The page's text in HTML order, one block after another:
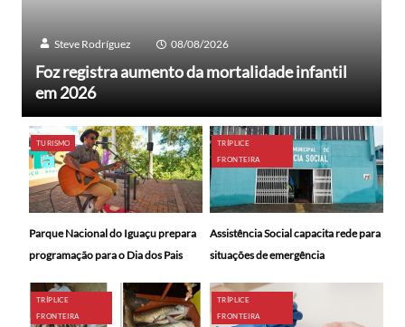
Steve Rodríguez 08/08/2026
Foz registra aumento da mortalidade infantil
em 2026
TURISMO
Parque Nacional do Iguaçu prepara
programação para o Dia dos Pais
TRÍPLICE
FRONTEIRA
Assistência Social capacita rede para
situações de emergência
TRÍPLICE
FRONTEIRA
TRÍPLICE
FRONTEIRA